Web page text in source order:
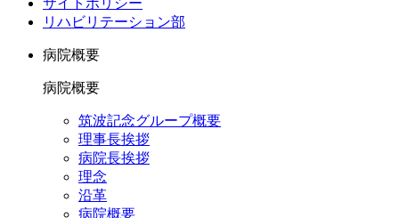
リハビリテーション部
病院概要
病院概要
筑波記念グループ概要
理事長挨拶
病院長挨拶
理念
沿革
病院概要